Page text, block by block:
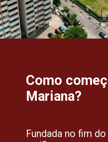
Como
Mariana?
Fundada no fim